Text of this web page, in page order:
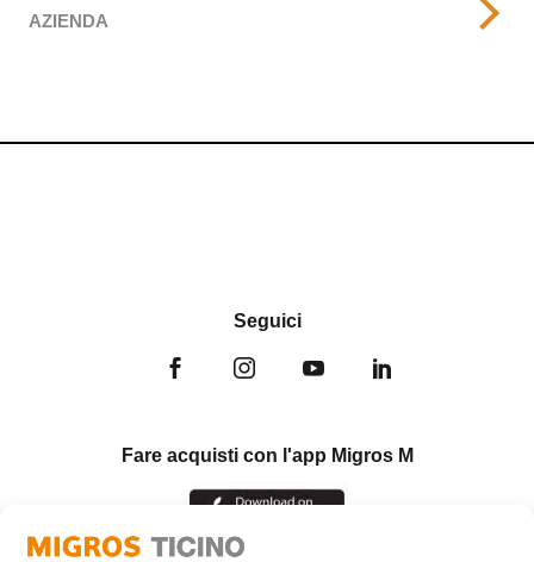
AZIENDA
Seguici
Fare acquisti con l'app Migros M